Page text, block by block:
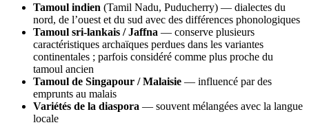
Tamoul indien (Tamil Nadu, Puducherry) — dialectes du
nord, de l’ouest et du sud avec des différences phonologiques
Tamoul sri-lankais / Jaffna — conserve plusieurs
caractéristiques archaïques perdues dans les variantes
continentales ; parfois considéré comme plus proche du
tamoul ancien
Tamoul de Singapour / Malaisie — influencé par des
emprunts au malais
Variétés de la diaspora — souvent mélangées avec la langue
locale